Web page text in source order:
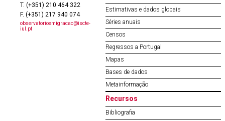
T. (+351) 210 464 322
F. (+351) 217 940 074
observatorioemigracao@iscte-
iul.pt
Estimativas e dados globais
Séries anuais
Censos
Regressos a Portugal
Mapas
Bases de dados
Metainformação
Recursos
Bibliografia